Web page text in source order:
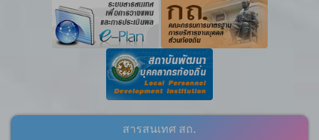
สารสนเทศ สถ.